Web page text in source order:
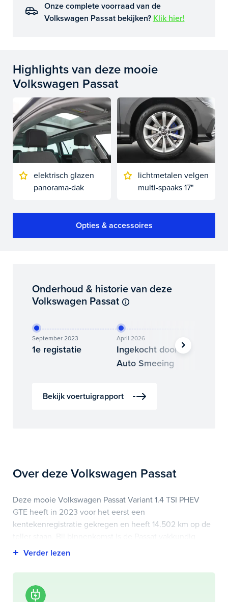
Onze complete voorraad van de
Volkswagen Passat bekijken? Klik hier!
Highlights van deze mooie
Volkswagen Passat
elektrisch glazen
panorama-dak
lichtmetalen velgen
multi-spaaks 17"
Opties & accessoires
Onderhoud & historie van deze
Volkswagen Passat
September 2023
1e registatie
April 2026
Ingekocht door
Auto Smeeing
Bekijk voertuigrapport
Over deze Volkswagen Passat
Deze mooie Volkswagen Passat Variant 1.4 TSI PHEV
GTE heeft in 2023 voor het eerst een
kentekenregistratie gekregen en heeft 14.502 km op de
gecontroleerd. Het voertuigrapport is op deze pagina bij
Highlights van deze Volkswagen zijn onder andere apple
carplay/android auto, elektrisch bedienbare achterklep